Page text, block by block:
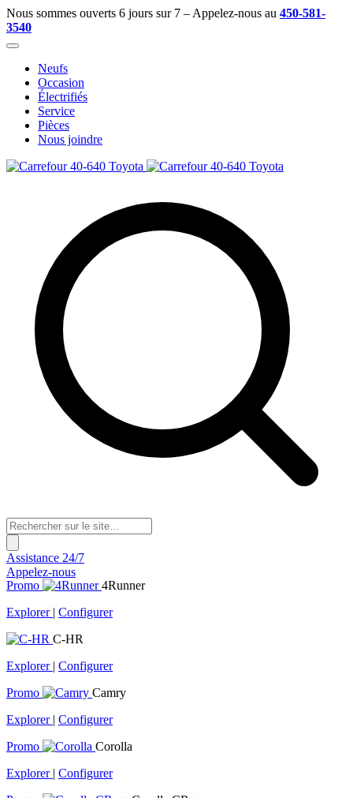
Nous sommes ouverts 6 jours sur 7 – Appelez-nous au 450-581-
3540
Neufs
Occasion
Électrifiés
Service
Pièces
Nous joindre
Assistance 24/7
Appelez-nous
Promo
4Runner
Explorer | Configurer
C-HR
Explorer | Configurer
Promo
Camry
Explorer | Configurer
Promo
Corolla
Explorer | Configurer